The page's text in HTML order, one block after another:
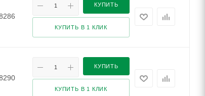
КУПИТЬ
КУПИТЬ В 1 КЛИК
КУПИТЬ
КУПИТЬ В 1 КЛИК